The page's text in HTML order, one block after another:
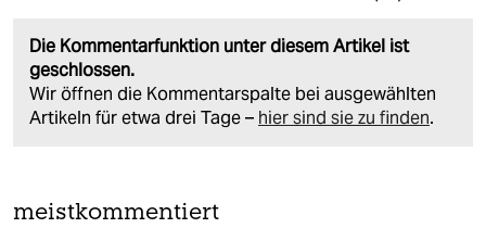
Die Kommentarfunktion unter diesem Artikel ist
geschlossen.
Wir öffnen die Kommentarspalte bei ausgewählten
Artikeln für etwa drei Tage – hier sind sie zu finden.
meistkommentiert